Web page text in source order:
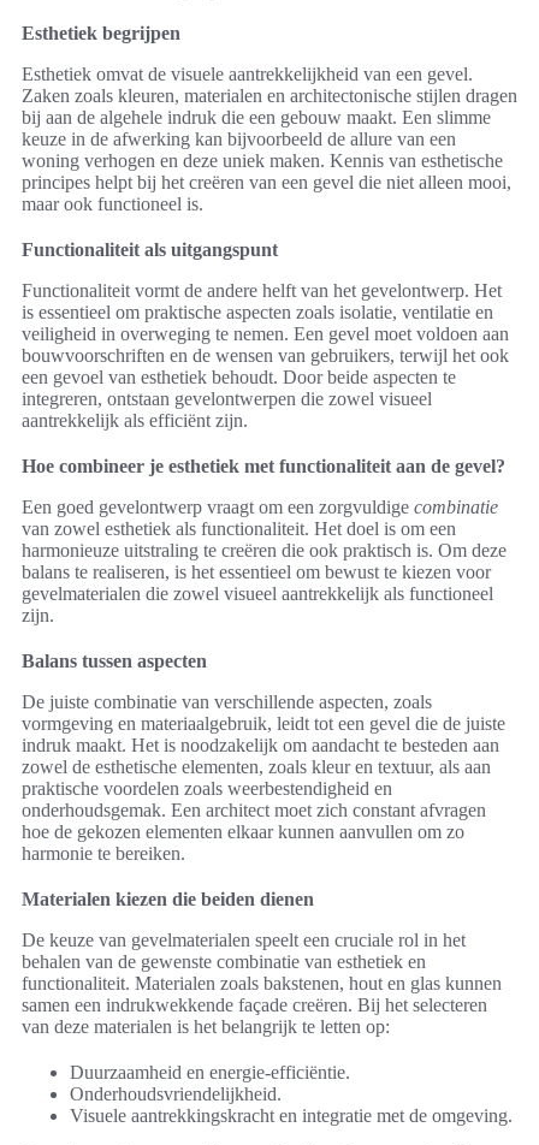
Esthetiek begrijpen
Esthetiek omvat de visuele aantrekkelijkheid van een gevel.
Zaken zoals kleuren, materialen en architectonische stijlen dragen
bij aan de algehele indruk die een gebouw maakt. Een slimme
keuze in de afwerking kan bijvoorbeeld de allure van een
woning verhogen en deze uniek maken. Kennis van esthetische
principes helpt bij het creëren van een gevel die niet alleen mooi,
maar ook functioneel is.
Functionaliteit als uitgangspunt
Functionaliteit vormt de andere helft van het gevelontwerp. Het
is essentieel om praktische aspecten zoals isolatie, ventilatie en
veiligheid in overweging te nemen. Een gevel moet voldoen aan
bouwvoorschriften en de wensen van gebruikers, terwijl het ook
een gevoel van esthetiek behoudt. Door beide aspecten te
integreren, ontstaan gevelontwerpen die zowel visueel
aantrekkelijk als efficiënt zijn.
Hoe combineer je esthetiek met functionaliteit aan de gevel?
Een goed gevelontwerp vraagt om een zorgvuldige combinatie
van zowel esthetiek als functionaliteit. Het doel is om een
harmonieuze uitstraling te creëren die ook praktisch is. Om deze
balans te realiseren, is het essentieel om bewust te kiezen voor
gevelmaterialen die zowel visueel aantrekkelijk als functioneel
zijn.
Balans tussen aspecten
De juiste combinatie van verschillende aspecten, zoals
vormgeving en materiaalgebruik, leidt tot een gevel die de juiste
indruk maakt. Het is noodzakelijk om aandacht te besteden aan
zowel de esthetische elementen, zoals kleur en textuur, als aan
praktische voordelen zoals weerbestendigheid en
onderhoudsgemak. Een architect moet zich constant afvragen
hoe de gekozen elementen elkaar kunnen aanvullen om zo
harmonie te bereiken.
Materialen kiezen die beiden dienen
De keuze van gevelmaterialen speelt een cruciale rol in het
behalen van de gewenste combinatie van esthetiek en
functionaliteit. Materialen zoals bakstenen, hout en glas kunnen
samen een indrukwekkende façade creëren. Bij het selecteren
van deze materialen is het belangrijk te letten op:
Duurzaamheid en energie-efficiëntie.
Onderhoudsvriendelijkheid.
Visuele aantrekkingskracht en integratie met de omgeving.